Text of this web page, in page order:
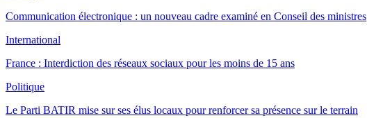
Communication électronique : un nouveau cadre examiné en Conseil des ministres
International
France : Interdiction des réseaux sociaux pour les moins de 15 ans
Politique
Le Parti BATIR mise sur ses élus locaux pour renforcer sa présence sur le terrain